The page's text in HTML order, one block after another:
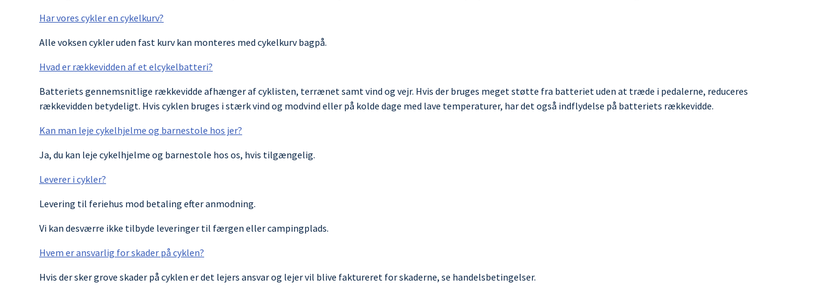
Har vores cykler en cykelkurv?
Alle voksen cykler uden fast kurv kan monteres med cykelkurv bagpå.
Hvad er rækkevidden af ​​et elcykelbatteri?
Batteriets gennemsnitlige rækkevidde afhænger af cyklisten, terrænet samt vind og vejr. Hvis der bruges meget støtte fra batteriet uden at træde i pedalerne, reduceres
rækkevidden betydeligt. Hvis cyklen bruges i stærk vind og modvind eller på kolde dage med lave temperaturer, har det også indflydelse på batteriets rækkevidde.
Kan man leje cykelhjelme og barnestole hos jer?
Ja, du kan leje cykelhjelme og barnestole hos os, hvis tilgængelig.
Leverer i cykler?
Levering til feriehus mod betaling efter anmodning.
Vi kan desværre ikke tilbyde leveringer til færgen eller campingplads.
Hvem er ansvarlig for skader på cyklen?
Hvis der sker grove skader på cyklen er det lejers ansvar og lejer vil blive faktureret for skaderne, se handelsbetingelser.